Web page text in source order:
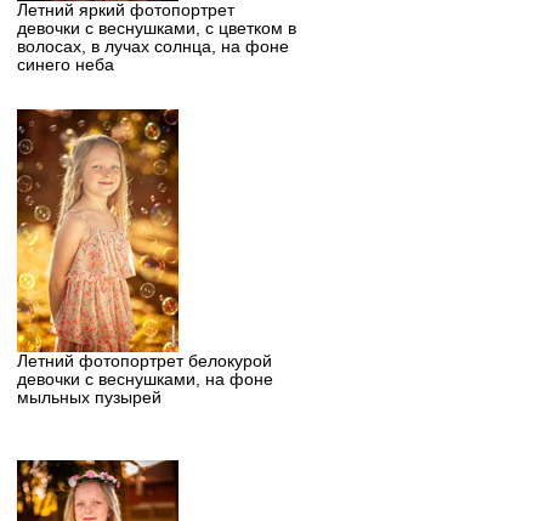
Летний яркий фотопортрет
девочки с веснушками, с цветком в
волосах, в лучах солнца, на фоне
синего неба
Летний фотопортрет белокурой
девочки с веснушками, на фоне
мыльных пузырей